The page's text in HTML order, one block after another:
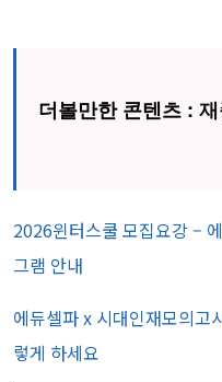
더볼만한 콘텐츠 : 재
2026윈터스쿨 모집요강 –
그램 안내
에듀셀파 x 시대인재모의고
렇게 하세요